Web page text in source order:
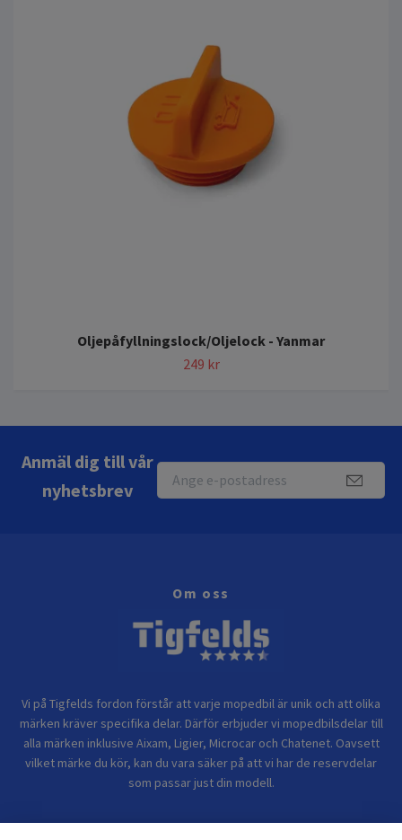
Oljepåfyllningslock/Oljelock - Yanmar
249 kr
Anmäl dig till vår
nyhetsbrev
Om oss
Vi på Tigfelds fordon förstår att varje mopedbil är unik och att olika
märken kräver specifika delar. Därför erbjuder vi mopedbilsdelar till
alla märken inklusive Aixam, Ligier, Microcar och Chatenet. Oavsett
vilket märke du kör, kan du vara säker på att vi har de reservdelar
som passar just din modell.